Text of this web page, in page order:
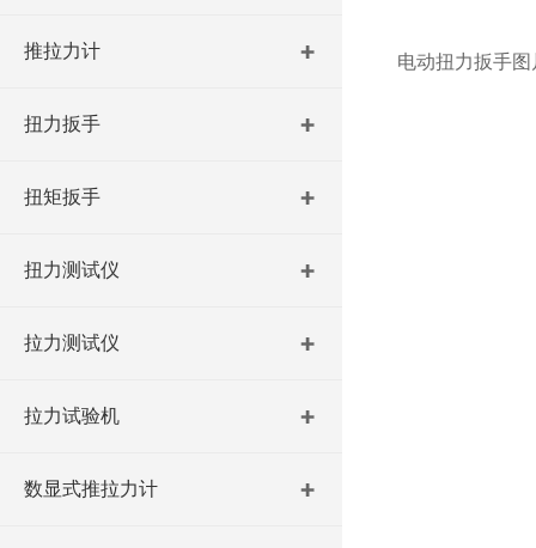
推拉力计
扭力扳手
扭矩扳手
扭力测试仪
拉力测试仪
拉力试验机
数显式推拉力计
电动扭力扳手图